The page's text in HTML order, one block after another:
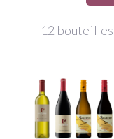
12